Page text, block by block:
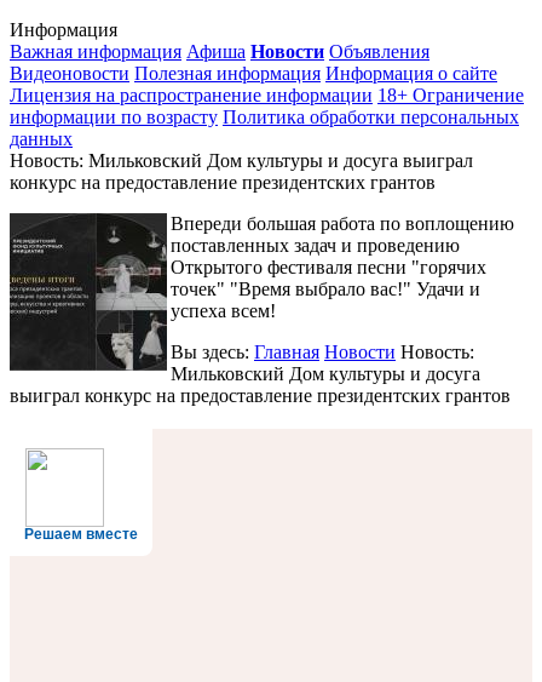
Информация
Важная информация Афиша Новости Объявления
Видеоновости Полезная информация Информация о сайте
Лицензия на распространение информации 18+ Ограничение
информации по возрасту Политика обработки персональных
данных
Новость: Мильковский Дом культуры и досуга выиграл
конкурс на предоставление президентских грантов
Впереди большая работа по воплощению
поставленных задач и проведению
Открытого фестиваля песни "горячих
точек" "Время выбрало вас!" Удачи и
успеха всем!
Вы здесь: Главная Новости Новость:
Мильковский Дом культуры и досуга
выиграл конкурс на предоставление президентских грантов
Решаем вместе